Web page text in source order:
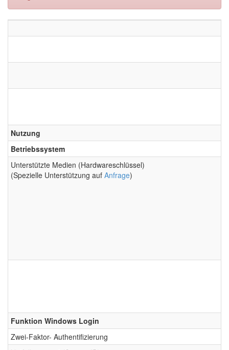
Nutzung
Betriebssystem
Unterstützte Medien (Hardwareschlüssel)
(Spezielle Unterstützung auf Anfrage)
Funktion Windows Login
Zwei-Faktor- Authentifizierung